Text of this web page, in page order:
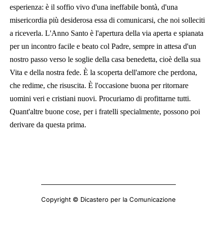
esperienza: è il soffio vivo d'una ineffabile bontà, d'una
misericordia più desiderosa essa di comunicarsi, che noi solleciti
a riceverla. L'Anno Santo è l'apertura della via aperta e spianata
per un incontro facile e beato col Padre, sempre in attesa d'un
nostro passo verso le soglie della casa benedetta, cioè della sua
Vita e della nostra fede. È la scoperta dell'amore che perdona,
che redime, che risuscita. È l'occasione buona per ritornare
uomini veri e cristiani nuovi. Procuriamo di profittarne tutti.
Quant'altre buone cose, per i fratelli specialmente, possono poi
derivare da questa prima.
Copyright © Dicastero per la Comunicazione